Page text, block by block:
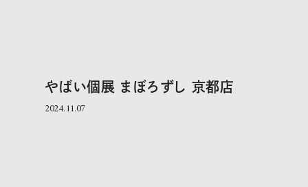
やばい個展 まぼろずし 京都店
2024.11.07